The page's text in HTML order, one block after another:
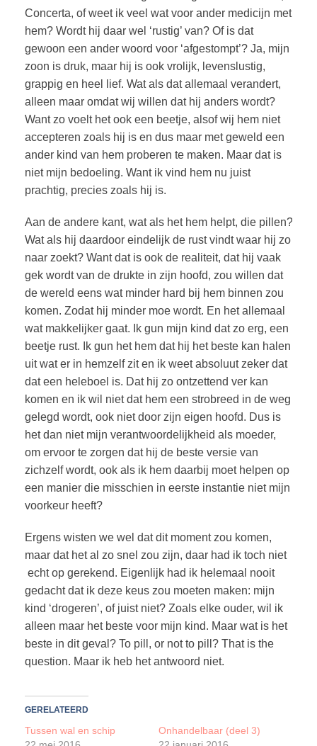
Concerta, of weet ik veel wat voor ander medicijn met
hem? Wordt hij daar wel ‘rustig’ van? Of is dat
gewoon een ander woord voor ‘afgestompt’? Ja, mijn
zoon is druk, maar hij is ook vrolijk, levenslustig,
grappig en heel lief. Wat als dat allemaal verandert,
alleen maar omdat wij willen dat hij anders wordt?
Want zo voelt het ook een beetje, alsof wij hem niet
accepteren zoals hij is en dus maar met geweld een
ander kind van hem proberen te maken. Maar dat is
niet mijn bedoeling. Want ik vind hem nu juist
prachtig, precies zoals hij is.
Aan de andere kant, wat als het hem helpt, die pillen?
Wat als hij daardoor eindelijk de rust vindt waar hij zo
naar zoekt? Want dat is ook de realiteit, dat hij vaak
gek wordt van de drukte in zijn hoofd, zou willen dat
de wereld eens wat minder hard bij hem binnen zou
komen. Zodat hij minder moe wordt. En het allemaal
wat makkelijker gaat. Ik gun mijn kind dat zo erg, een
beetje rust. Ik gun het hem dat hij het beste kan halen
uit wat er in hemzelf zit en ik weet absoluut zeker dat
dat een heleboel is. Dat hij zo ontzettend ver kan
komen en ik wil niet dat hem een strobreed in de weg
gelegd wordt, ook niet door zijn eigen hoofd. Dus is
het dan niet mijn verantwoordelijkheid als moeder,
om ervoor te zorgen dat hij de beste versie van
zichzelf wordt, ook als ik hem daarbij moet helpen op
een manier die misschien in eerste instantie niet mijn
voorkeur heeft?
Ergens wisten we wel dat dit moment zou komen,
maar dat het al zo snel zou zijn, daar had ik toch niet
echt op gerekend. Eigenlijk had ik helemaal nooit
gedacht dat ik deze keus zou moeten maken: mijn
kind ‘drogeren’, of juist niet? Zoals elke ouder, wil ik
alleen maar het beste voor mijn kind. Maar wat is het
beste in dit geval? To pill, or not to pill? That is the
question. Maar ik heb het antwoord niet.
GERELATEERD
Tussen wal en schip
Onhandelbaar (deel 3)